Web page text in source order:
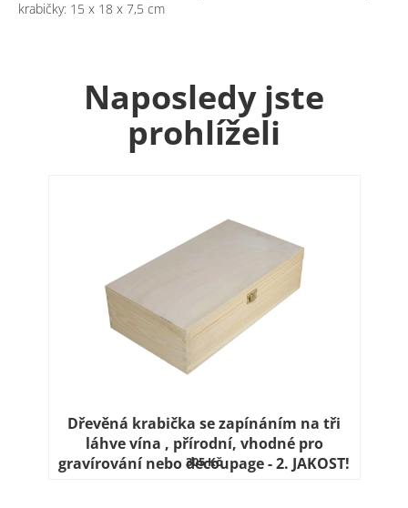
krabičky: 15 x 18 x 7,5 cm
Naposledy jste
prohlíželi
Dřevěná krabička se zapínáním na tři
láhve vína , přírodní, vhodné pro
gravírování nebo decoupage - 2. JAKOST!
305 Kč